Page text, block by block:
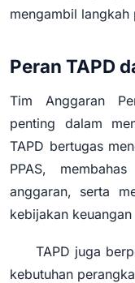
mengambil
Peran TAPD
Tim Anggaran
penting dalam
TAPD bertugas
PPAS,
anggaran, serta
kebijakan
TAPD juga
kebutuhan